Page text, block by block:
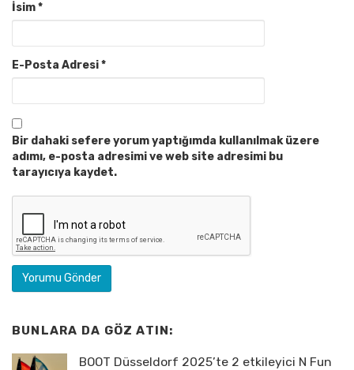
İsim*
E-Posta Adresi*
Bir dahaki sefere yorum yaptığımda kullanılmak üzere
adımı, e-posta adresimi ve web site adresimi bu
tarayıcıya kaydet.
BUNLARA DA GÖZ ATIN:
BOOT Düsseldorf 2025’te 2 etkileyici N Fun